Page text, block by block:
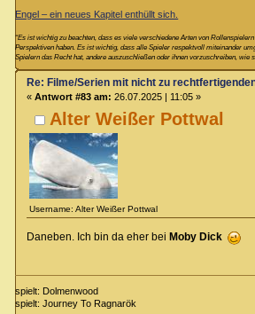
Engel – ein neues Kapitel enthüllt sich.
“Es ist wichtig zu beachten, dass es viele verschiedene Arten von
Perspektiven haben. Es ist wichtig, dass alle Spieler respektvoll miteinander
Spielern das Recht hat, andere auszuschließen oder ihnen vorzuschreiben, wie
Alter Weißer Pottwal
Username: Alter Weißer Pottwal
Re: Filme/Serien mit nicht zu
« Antwort #83 am: 26.07.2025 | 11:05 »
Daneben. Ich bin da eher bei Moby Dick
spielt: Dolmenwood
spielt: Journey To Ragnarök